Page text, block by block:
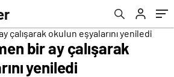
bir ay çalışarak
yeniledi